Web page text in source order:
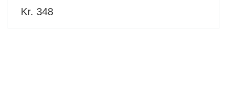
Kr. 348